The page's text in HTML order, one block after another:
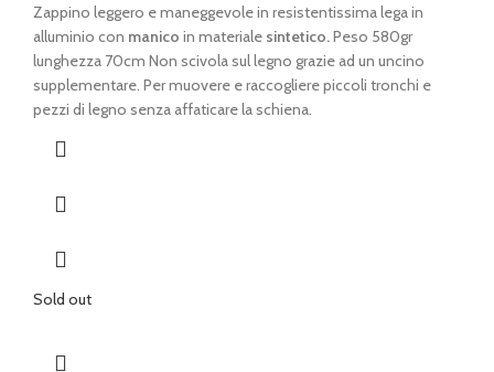
prezzo
originale
era:
€ 134,00.
prezzo
attuale
è:
€ 105,00.
Zappino leggero e maneggevole in resistentissima lega in
alluminio con manico in materiale sintetico.Peso 580gr
lunghezza 70cm Non scivola sul legno grazie ad un uncino
supplementare. Per muovere e raccogliere piccoli tronchi e
pezzi di legno senza affaticare la schiena.
Sold out